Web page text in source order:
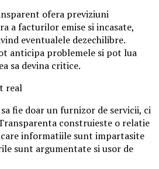
ofera previziuni
a facturilor emise si incasate,
eventualele dezechilibre.
anticipa problemele si pot lua
sa devina critice.
real
fie doar un furnizor de servicii, ci
construieste o relatie
informatiile sunt impartasite
sunt argumentate si usor de